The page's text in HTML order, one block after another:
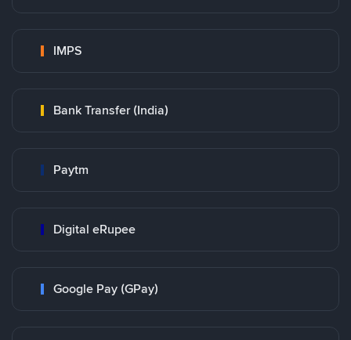
IMPS
Bank Transfer (India)
Paytm
Digital eRupee
Google Pay (GPay)